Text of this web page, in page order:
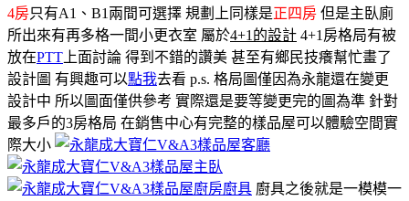
4房只有A1、B1兩間可選擇 規劃上同樣是正四房 但是主臥廁
所出來有再多格一間小更衣室 屬於4+1的設計 4+1房格局有被
放在PTT 上面討論 得到不錯的讚美 甚至有鄉民技癢幫忙畫了
設計圖 有興趣可以點我去看 p.s. 格局圖僅因為永龍還在變更
設計中 所以圖面僅供參考 實際還是要等變更完的圖為準 針對
最多戶的3房格局 在銷售中心有完整的樣品屋可以體驗空間實
際大小
廚具之後就是一模模一